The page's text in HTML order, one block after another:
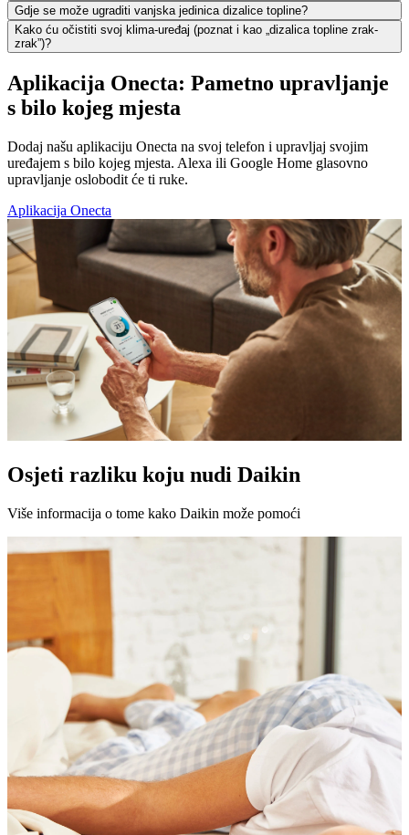
Gdje se može ugraditi vanjska jedinica dizalice topline?
Kako ću očistiti svoj klima-uređaj (poznat i kao „dizalica topline zrak-
zrak”)?
Aplikacija Onecta: Pametno upravljanje
s bilo kojeg mjesta
Dodaj našu aplikaciju Onecta na svoj telefon i upravljaj svojim
uređajem s bilo kojeg mjesta. Alexa ili Google Home glasovno
upravljanje oslobodit će ti ruke.
Aplikacija Onecta
Osjeti razliku koju nudi Daikin
Više informacija o tome kako Daikin može pomoći